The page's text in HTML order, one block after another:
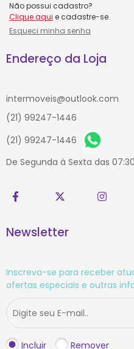
Não possui cadastro?
Clique aqui e cadastre-se.
Esqueci minha senha
Endereço da Loja
intermoveis@outlook.com
(21) 99247-1446
(21) 99247-1446
De Segunda à Sexta das
Newsletter
Inscreva-se para receber
ofertas especiais e outras
Incluir Remover